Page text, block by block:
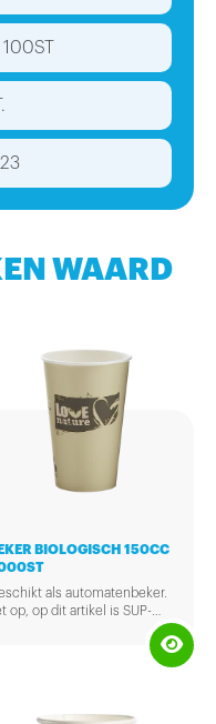
100ST
WAARD
BIOLOGISCH 150CC
als automatenbeker.
op, op dit artikel is SUP-
van toepassing. De SUP-
is van toepassing op
gaat hier dus ook om